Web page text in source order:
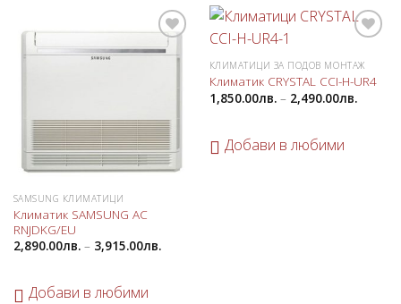
Добави
SAMSUNG КЛИМАТИЦИ
Климатик SAMSUNG AC
RNJDKG/EU
2,890.00лв.– 3,915.00лв.
Добави в любими
в
любими
КЛИМАТИЦИ ЗА ПОДОВ МОНТАЖ
Климатик CRYSTAL CCI-H-UR4
1,850.00лв.– 2,490.00лв.
Добави в любими